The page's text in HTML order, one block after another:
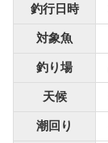
釣行日時
対象魚
釣り場
天候
潮回り